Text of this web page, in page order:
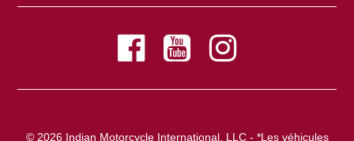
© 2026 Indian Motorcycle International, LLC - *Les véhicules